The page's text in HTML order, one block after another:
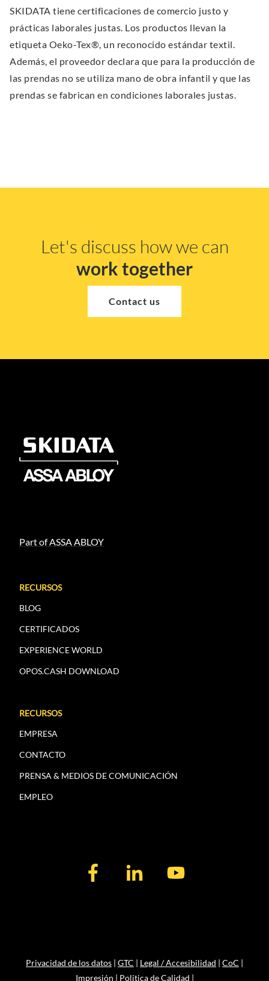
SKIDATA tiene certificaciones de comercio justo y
prácticas laborales justas. Los productos llevan la
etiqueta Oeko-Tex®, un reconocido estándar textil.
Además, el proveedor declara que para la producción de
las prendas no se utiliza mano de obra infantil y que las
prendas se fabrican en condiciones laborales justas.
Let's discuss how we can
work together
Contact us
Part of ASSA ABLOY
RECURSOS
BLOG
CERTIFICADOS
EXPERIENCE WORLD
OPOS.CASH DOWNLOAD
RECURSOS
EMPRESA
CONTACTO
PRENSA & MEDIOS DE COMUNICACIÓN
EMPLEO
Privacidad de los datos | GTC | Legal / Accesibilidad | CoC |
Impresión | Politica de Calidad |